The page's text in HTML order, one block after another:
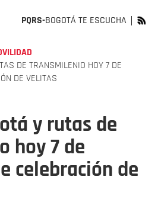
PQRS-BOGOTÁ TE ESCUCHA
DE TRANSMILENIO HOY 7 DE
DE VELITAS
y rutas de
hoy 7 de
celebración de